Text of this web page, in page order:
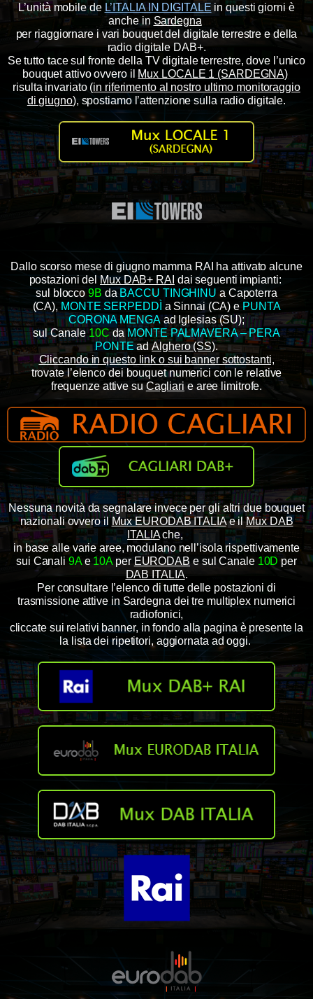
L’unità mobile de L’ITALIA IN DIGITALE in questi giorni è
anche in Sardegna
per riaggiornare i vari bouquet del digitale terrestre e della
radio digitale DAB+.
Se tutto tace sul fronte della TV digitale terrestre, dove l’unico
bouquet attivo ovvero il Mux LOCALE 1 (SARDEGNA)
risulta invariato (in riferimento al nostro ultimo monitoraggio
di giugno), spostiamo l’attenzione sulla radio digitale.
Dallo scorso mese di giugno mamma RAI ha attivato alcune
postazioni delMux DAB+ RAI dai seguenti impianti:
sul blocco 9B da BACCU TINGHINU a Capoterra
(CA), MONTE SERPEDDÌ a Sinnai (CA) e PUNTA
CORONA MENGA ad Iglesias (SU);
sul Canale 10C da MONTE PALMAVERA – PERA
PONTE ad Alghero (SS).
Cliccando in questo link o sui banner sottostanti,
trovate l’elenco dei bouquet numerici con le relative
frequenze attive suCagliari e aree limitrofe.
Nessuna novità da segnalare invece per gli altri due bouquet
nazionali ovvero ilMux EURODAB ITALIAe ilMux DAB
ITALIAche,
in base alle varie aree, modulano nell’isola rispettivamente
sui Canali 9Ae 10Aper EURODAB e sul Canale 10Dper
DAB ITALIA.
Per consultare l’elenco di tutte delle postazioni di
trasmissione attive in Sardegna dei tre multiplex numerici
radiofonici,
cliccate sui relativi banner, in fondo alla pagina è presente la
la lista dei ripetitori, aggiornata ad oggi.